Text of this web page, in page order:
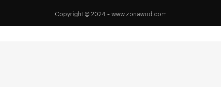
Copyright © 2024 - www.zonawod.com